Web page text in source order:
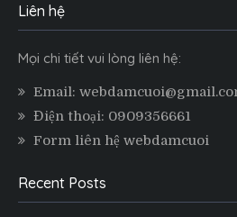
Liên hệ
Mọi chi tiết vui lòng liên hệ:
Email:
Điện thoại: 0909356661
Form liên hệ webdamcuoi
Recent Posts